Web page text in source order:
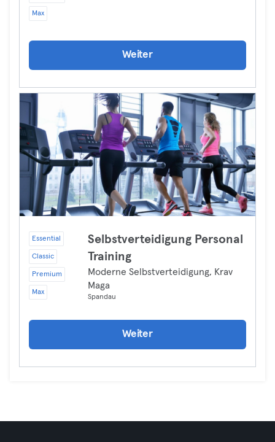
Max
Weiter
Essential
Classic
Premium
Max
Selbstverteidigung Personal
Training
Moderne Selbstverteidigung, Krav
Maga
Spandau
Weiter